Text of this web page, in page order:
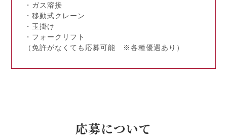
・ガス溶接
・移動式クレーン
・玉掛け
・フォークリフト
（免許がなくても応募可能 ※各種優遇あり）
応募について